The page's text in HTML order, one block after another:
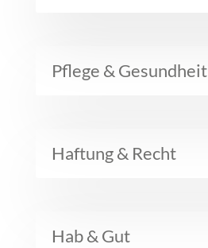
Pflege & Gesundheit
Haftung & Recht
Hab & Gut